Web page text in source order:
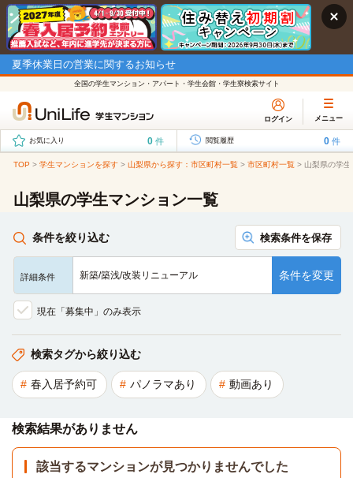
夏季休業日の営業に関するお知らせ
全国の学生マンション・アパート・学生会館・学生寮検索サイト
ログイン メニュー
お気に入り 0 件 閲覧履歴 0 件
TOP > 学生マンションを探す > 山梨県から探す：市区町村一覧 > 市区町村一覧 > 山梨県の学
山梨県の学生マンション一覧
条件を絞り込む 検索条件を保存
詳細条件 新築/築浅/改装リニューアル 条件を変更
現在「募集中」のみ表示
検索タグから絞り込む
春入居予約可 パノラマあり 動画あり
検索結果がありません
該当するマンションが見つかりませんでした